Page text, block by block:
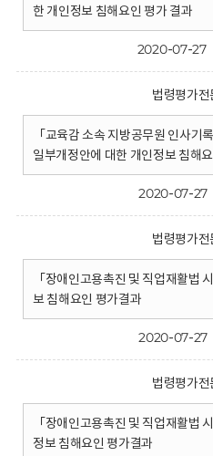
한 개인정보 침해요인 평가 결과
2020-07-27
법령평가전
「교육감 소속 지방공무원 인사기
일부개정안에 대한 개인정보 침해
2020-07-27
법령평가전
「장애인고용촉진 및 직업재활법
보 침해요인 평가결과
2020-07-27
법령평가전
「장애인고용촉진 및 직업재활법
정보 침해요인 평가결과